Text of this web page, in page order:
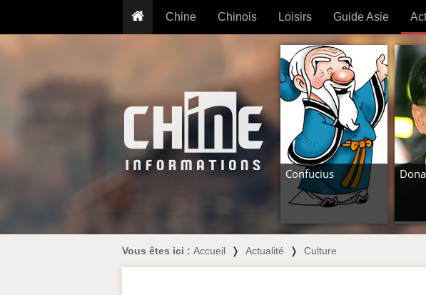
Chine
Conseils voyageurs
Plantes médicinales
Cuisine
Chinois
Grammaire
Traducteur
Exos & Flashcards
+50 Outils
Loisirs
Prénom
Signe
Tatouage
PLUS (24 OUTILS) »
Guide Asie
Confucius
Vous êtes ici : Accueil ❭ Actualité ❭ Culture